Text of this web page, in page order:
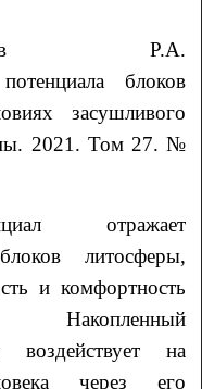
Р.А.
блоков
засушливого
2021. Том 27. №
отражает
литосферы,
и комфортность
Накопленный
воздействует на
через его